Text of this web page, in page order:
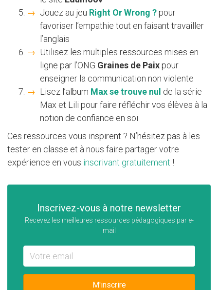
Jouez au jeu Right Or Wrong ? pour
favoriser l’empathie tout en faisant travailler
l’anglais
Utilisez les multiples ressources mises en
ligne par l’ONG Graines de Paix pour
enseigner la communication non violente
Lisez l’album Max se trouve nul de la série
Max et Lili pour faire réfléchir vos élèves à la
notion de confiance en soi
Ces ressources vous inspirent ? N’hésitez pas à les
tester en classe et à nous faire partager votre
expérience en vous inscrivant gratuitement !
Inscrivez-vous à notre newsletter
Recevez les meilleures ressources pédagogiques par e-
mail
M'inscrire